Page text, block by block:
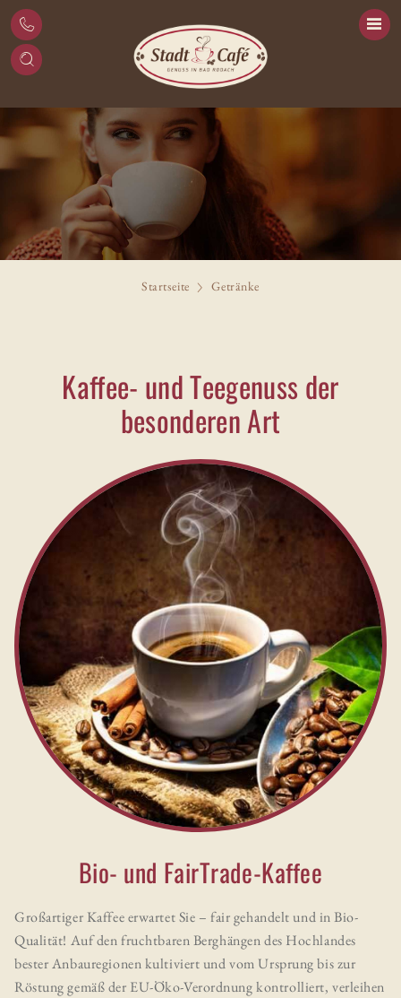
Startseite Getränke
Kaffee- und Teegenuss der
besonderen Art
Bio- und FairTrade-Kaffee
Großartiger Kaffee erwartet Sie – fair gehandelt und in Bio-
Qualität! Auf den fruchtbaren Berghängen des Hochlandes
bester Anbauregionen kultiviert und vom Ursprung bis zur
Röstung gemäß der EU-Öko-Verordnung kontrolliert, verleihen